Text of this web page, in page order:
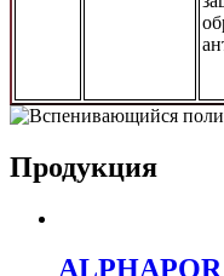
Продукция